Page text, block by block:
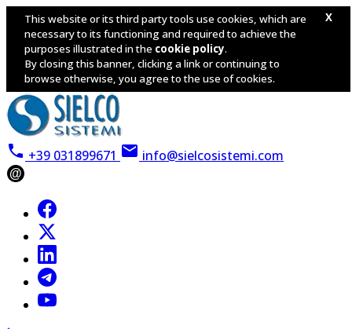
X
This website or its third party tools use cookies, which are
necessary to its functioning and required to achieve the
purposes illustrated in the cookie policy.
By closing this banner, clicking a link or continuing to
browse otherwise, you agree to the use of cookies.
+39 031899671 info@sielcosistemi.com
@